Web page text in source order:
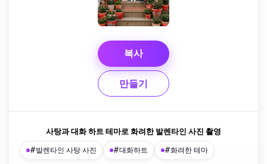
복사
만들기
사탕과 대화 하트 테마로 화려한 발렌타인 사진 촬영
#발렌타인 사탕 사진 #대화하트 #화려한 테마